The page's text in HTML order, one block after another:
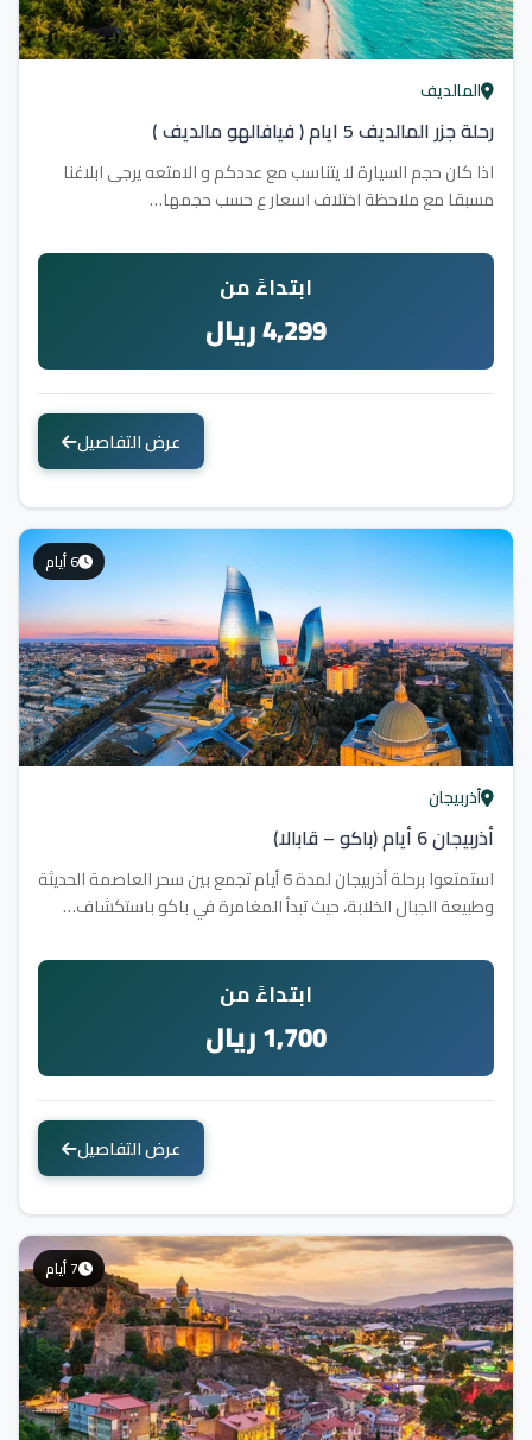
المالديف
رحلة جزر المالديف 5 ايام ( فیافالهو مالدیف )
اذا كان حجم السيارة لا يتناسب مع عددكم و الامتعه يرجى ابلاغنا
مسبقا مع ملاحظة اختلاف ا­سعار ع حسب حجمها…
ابتداءً من
4,299 ريال
عرض التفاصيل
6 أيام
أذربيجان
أذربيجان 6 أيام (باكو – قابالا)
استمتعوا برحلة أذربيجان لمدة 6 أيام تجمع بين سحر العاصمة الحديثة
وطبيعة الجبال الخلابة، حيث تبدأ المغامرة في باكو باستكشاف…
ابتداءً من
1,700 ريال
عرض التفاصيل
7 أيام